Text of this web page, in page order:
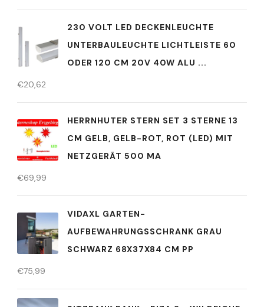
230 VOLT LED DECKENLEUCHTE
UNTERBAULEUCHTE LICHTLEISTE 60
ODER 120 CM 20V 40W ALU ...
€20,62
HERRNHUTER STERN SET 3 STERNE 13
CM GELB, GELB-ROT, ROT (LED) MIT
NETZGERÄT 500 MA
€69,99
VIDAXL GARTEN-
AUFBEWAHRUNGSSCHRANK GRAU
SCHWARZ 68X37X84 CM PP
€75,99